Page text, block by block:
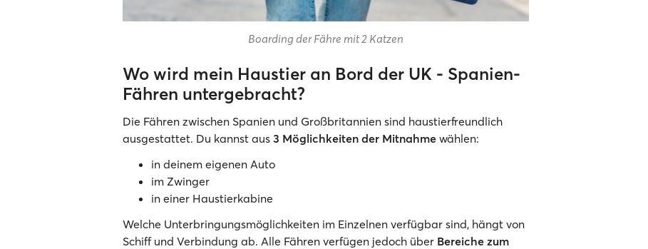
Boarding der Fähre mit 2 Katzen
Wo wird mein Haustier an Bord der UK - Spanien-
Fähren untergebracht?
Die Fähren zwischen Spanien und Großbritannien sind haustierfreundlich
ausgestattet. Du kannst aus 3 Möglichkeiten der Mitnahme wählen:
in deinem eigenen Auto
im Zwinger
in einer Haustierkabine
Welche Unterbringungsmöglichkeiten im Einzelnen verfügbar sind, hängt von
Schiff und Verbindung ab. Alle Fähren verfügen jedoch über Bereiche zum